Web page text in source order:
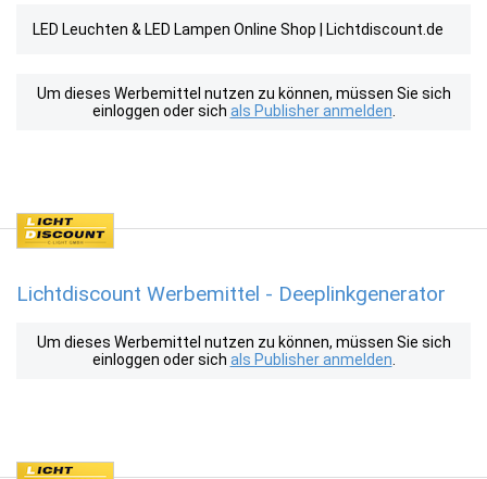
LED Leuchten & LED Lampen Online Shop | Lichtdiscount.de
Um dieses Werbemittel nutzen zu können, müssen Sie sich
einloggen oder sich als Publisher anmelden
Lichtdiscount Werbemittel - Deeplinkgenerator
Um dieses Werbemittel nutzen zu können, müssen Sie sich
einloggen oder sich als Publisher anmelden